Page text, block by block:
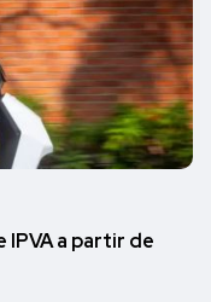
IPVA a partir de